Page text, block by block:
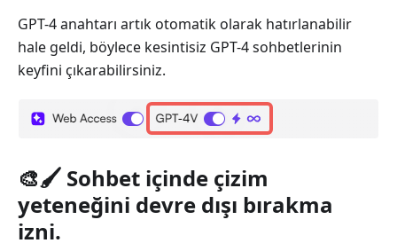
GPT-4 anahtarı artık otomatik olarak hatırlanabilir
hale geldi, böylece kesintisiz GPT-4 sohbetlerinin
keyfini çıkarabilirsiniz.
🎨🖌️ Sohbet içinde çizim
yeteneğini devre dışı bırakma
izni.